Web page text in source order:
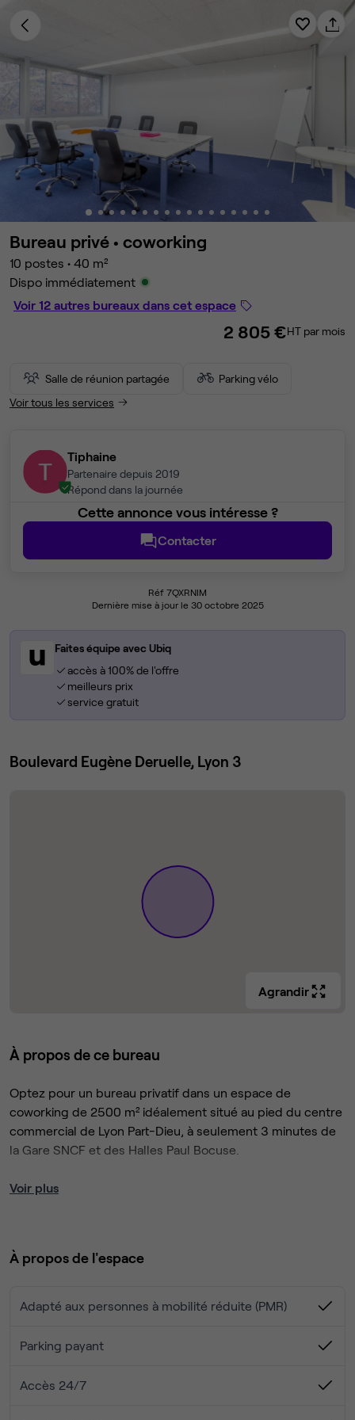
Bureau privé • coworking
10 postes • 40 m²
Dispo immédiatement
Voir 12 autres bureaux dans cet espace
2 805 €HT par mois
Salle de réunion partagée
Parking vélo
Voir tous les services
Tiphaine
Partenaire depuis 2019
Répond dans la journée
Cette annonce vous intéresse ?
Contacter
Réf 7QXRNIM
Dernière mise à jour le 30 octobre 2025
Faites équipe avec Ubiq
accès à 100% de l'offre
meilleurs prix
service gratuit
Boulevard Eugène Deruelle, Lyon 3
Agrandir
À propos de ce bureau
Optez pour un bureau privatif dans un espace de
coworking de 2500 m² idéalement situé au pied du centre
commercial de Lyon Part-Dieu, à seulement 3 minutes de
la Gare SNCF et des Halles Paul Bocuse.
Un contrat de prestations de service, flexible et sans
salon, espace de coworking, cuisines, douche
Charges, taxes de fonctionnement et prestations
Accueil du lundi au vendredi
Nous accompagnons la croissance de vos effectifs
Voir plus
À propos de l'espace
Adapté aux personnes à mobilité réduite (PMR)
Parking payant
Accès 24/7